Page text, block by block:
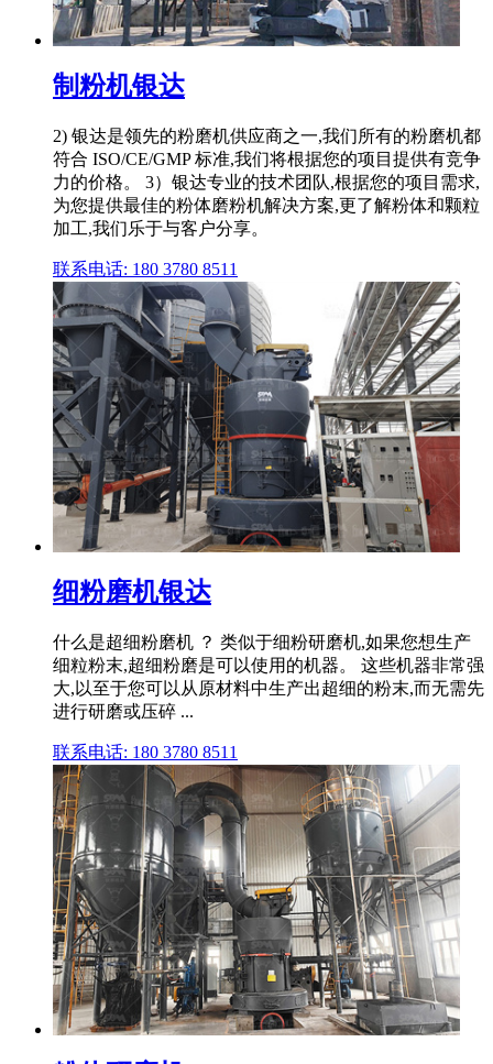
制粉机银达
2) 银达是领先的粉磨机供应商之一,我们所有的粉磨机都
符合 ISO/CE/GMP 标准,我们将根据您的项目提供有竞争
力的价格。 3）银达专业的技术团队,根据您的项目需求,
为您提供最佳的粉体磨粉机解决方案,更了解粉体和颗粒
加工,我们乐于与客户分享。
联系电话: 180 3780 8511
细粉磨机银达
什么是超细粉磨机 ？ 类似于细粉研磨机,如果您想生产
细粒粉末,超细粉磨是可以使用的机器。 这些机器非常强
大,以至于您可以从原材料中生产出超细的粉末,而无需先
进行研磨或压碎 ...
联系电话: 180 3780 8511